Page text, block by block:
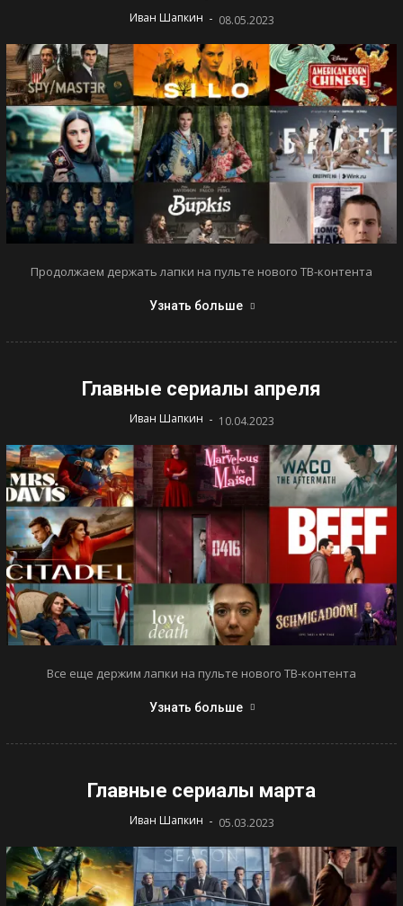
Иван Шапкин - 08.05.2023
Продолжаем держать лапки на пульте нового ТВ-контента
Узнать больше
Главные сериалы апреля
Иван Шапкин - 10.04.2023
Все еще держим лапки на пульте нового ТВ-контента
Узнать больше
Главные сериалы марта
Иван Шапкин - 05.03.2023